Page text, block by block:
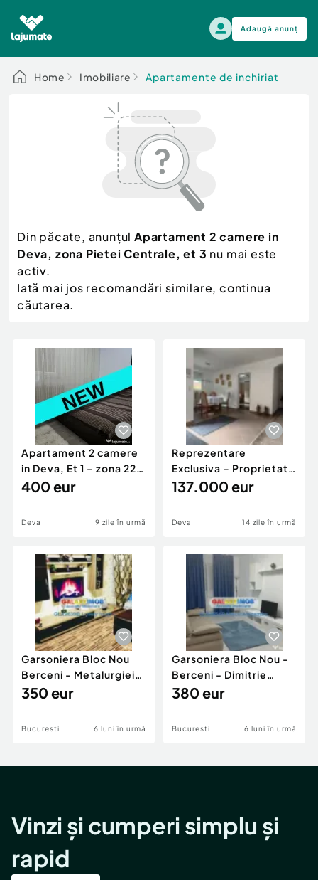
Adaugă anunț
Alege categoria
Auto, moto si ambarcatiuni
Electronice si electrocasnice
Mama si copilul
Moda si frumusete
Sport, timp liber, arta
Agro si Industrie
Animale de companie
Afaceri și echipamente profesionale
Inchiriere Bunuri si Vehicule
Auto, moto si ambarcatiuni
Scutere - ATV - UTV
Autoutilitare
Ambarcatiuni
Camioane - Rulote - Remorci
Motociclete
Piese auto si accesorii
Dacia Duster
Home Imobiliare Apartamente de inchiriat
Din păcate, anunțul Apartament 2 camere in
Deva, zona Pietei Centrale, et 3 nu mai este
activ.
Iată mai jos recomandări similare, continua
căutarea.
Apartament 2 camere
in Deva, Et 1 – zona 22
Decembrie- liceul Auto
400 eur
Deva 9 zile în urmă
Reprezentare
Exclusiva – Proprietate
deosebita, la 30 de
137.000 eur
Deva 14 zile în urmă
Garsoniera Bloc Nou
Berceni - Metalurgiei
Park - Postalionul
350 eur
Bucuresti 6 luni în urmă
Garsoniera Bloc Nou -
Berceni - Dimitrie
Leonida
380 eur
Bucuresti 6 luni în urmă
Vinzi și cumperi simplu și
rapid